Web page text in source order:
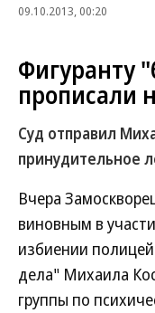
09.10.2013, 00:20
Фигуранту
прописали
Суд отправил
принудительное
Вчера
виновным в
избиении
дела" Михаила
группы по